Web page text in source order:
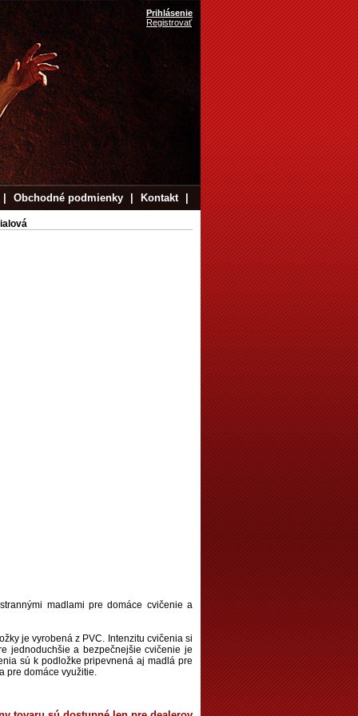
Prihlásenie
Registrovať
Obchodné podmienky Kontakt
madlami pre domáce cvičenie a
je vyrobená z PVC. Intenzitu cvičenia si
jednoduchšie a bezpečnejšie cvičenie je
sú k podložke pripevnená aj madlá pre
pre domáce využitie.